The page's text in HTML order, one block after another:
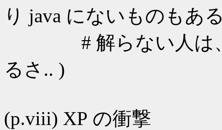
り java にないものもあ
# 解らない人は、
るさ.. )
(p.viii) XP の衝撃